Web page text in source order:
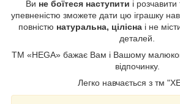
Ви не боїтеся наступити і
упевненістю зможете дати цю іграшку
повністю натуральна, цілісна і не
деталей.
ТМ «HEGA» бажає Вам і Вашому малюкові
відпочинку.
Легко навчається з тм